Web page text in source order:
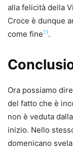
alla felicità della
Croce è dunque
come fine11.
Ora possiamo
del fatto che è
non è veduta
inizio. Nello
domenicano